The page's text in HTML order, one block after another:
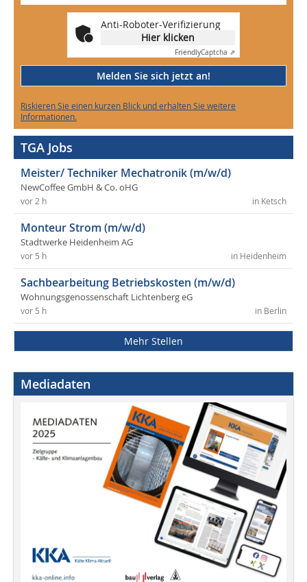
Anti-Roboter-Verifizierung
Hier klicken
FriendlyCaptcha ⇗
Melden Sie sich jetzt an!
Riskieren Sie einen kurzen Blick und erhalten Sie weitere
Informationen.
TGA Jobs
Meister/ Techniker Mechatronik (m/w/d)
NewCoffee GmbH & Co. oHG
in Ketsch
vor 2 h
Monteur Strom (m/w/d)
Stadtwerke Heidenheim AG
in Heidenheim
vor 5 h
Sachbearbeitung Betriebskosten (m/w/d)
Wohnungsgenossenschaft Lichtenberg eG
in Berlin
vor 5 h
Mehr Stellen
Mediadaten